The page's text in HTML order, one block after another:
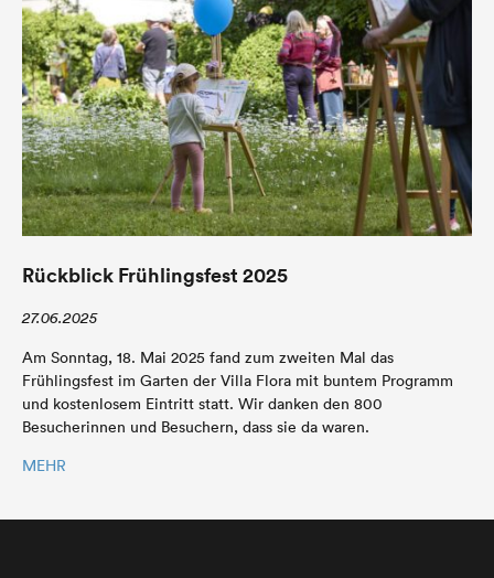
Rückblick Frühlingsfest 2025
27.06.2025
Am Sonntag, 18. Mai 2025 fand zum zweiten Mal das
Frühlingsfest im Garten der Villa Flora mit buntem Programm
und kostenlosem Eintritt statt. Wir danken den 800
Besucherinnen und Besuchern, dass sie da waren.
MEHR